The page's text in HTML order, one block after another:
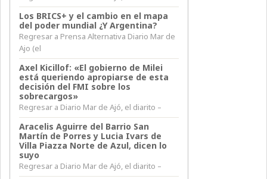
Los BRICS+ y el cambio en el mapa
del poder mundial ¿Y Argentina?
Regresar a Prensa Alternativa Diario Mar de
Ajo (el
Axel Kicillof: «El gobierno de Milei
está queriendo apropiarse de esta
decisión del FMI sobre los
sobrecargos»
Regresar a Diario Mar de Ajó, el diarito –
Aracelis Aguirre del Barrio San
Martín de Porres y Lucia Ivars de
Villa Piazza Norte de Azul, dicen lo
suyo
Regresar a Diario Mar de Ajó, el diarito –